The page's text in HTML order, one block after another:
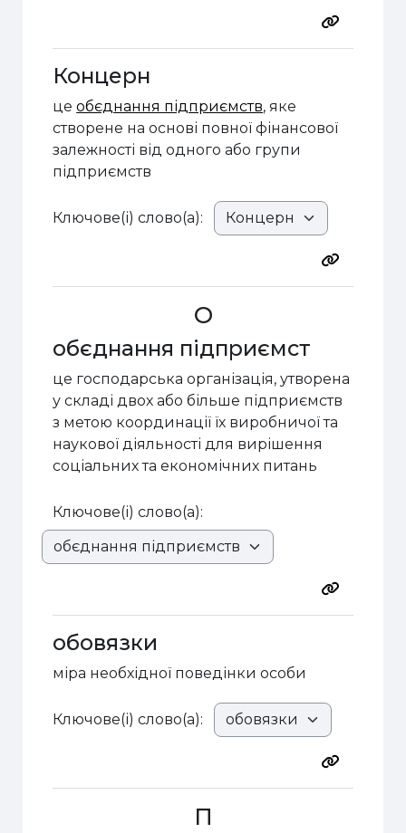
Концерн
цеобєднання підприємств, яке
створене на основі повної фінансової
залежності від одного або групи
підприємств
Ключове(і) слово(а):
О
обєднання підприємст
це господарська організація, утворена
у складі двох або більше підприємств
з метою координації їх виробничої та
наукової діяльності для вирішення
соціальних та економічних питань
Ключове(і) слово(а):
обовязки
міра необхідної поведінки особи
Ключове(і) слово(а):
П